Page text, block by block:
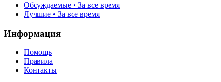
Обсуждаемые • За все время
Лучшие • За все время
Информация
Помощь
Правила
Контакты